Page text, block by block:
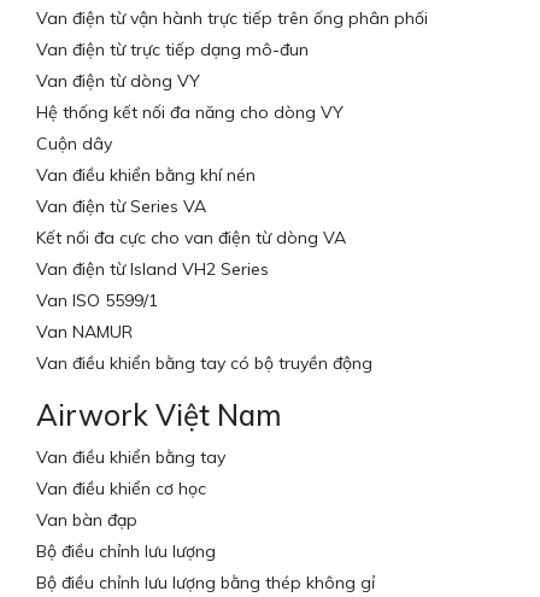
Van điện từ vận hành trực tiếp trên ống phân phối
Van điện từ trực tiếp dạng mô-đun
Van điện từ dòng VY
Hệ thống kết nối đa năng cho dòng VY
Cuộn dây
Van điều khiển bằng khí nén
Van điện từ Series VA
Kết nối đa cực cho van điện từ dòng VA
Van điện từ Island VH2 Series
Van ISO 5599/1
Van NAMUR
Van điều khiển bằng tay có bộ truyền động
Airwork Việt Nam
Van điều khiển bằng tay
Van điều khiển cơ học
Van bàn đạp
Bộ điều chỉnh lưu lượng
Bộ điều chỉnh lưu lượng bằng thép không gỉ